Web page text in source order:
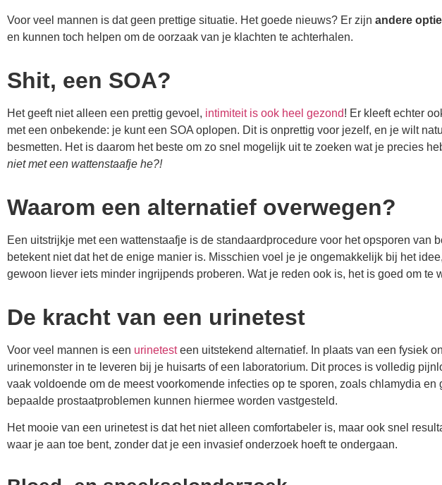
Voor veel mannen is dat geen prettige situatie. Het goede nieuws? Er zijn andere
en kunnen toch helpen om de oorzaak van je klachten te achterhalen.
Shit, een SOA?
Het geeft niet alleen een prettig gevoel, intimiteit is ook heel gezond! Er kleeft echter
met een onbekende: je kunt een SOA oplopen. Dit is onprettig voor jezelf, en je wilt
besmetten. Het is daarom het beste om zo snel mogelijk uit te zoeken wat je precies
niet met een wattenstaafje he?!
Waarom een alternatief overwegen?
Een uitstrijkje met een wattenstaafje is de standaardprocedure voor het opsporen van
betekent niet dat het de enige manier is. Misschien voel je je ongemakkelijk bij het
gewoon liever iets minder ingrijpends proberen. Wat je reden ook is, het is goed om te
De kracht van een urinetest
Voor veel mannen is een urinetesteen uitstekend alternatief. In plaats van een fysiek
urinemonster in te leveren bij je huisarts of een laboratorium. Dit proces is volledig
vaak voldoende om de meest voorkomende infecties op te sporen, zoals chlamydia
bepaalde prostaatproblemen kunnen hiermee worden vastgesteld.
Het mooie van een urinetest is dat het niet alleen comfortabeler is, maar ook snel
waar je aan toe bent, zonder dat je een invasief onderzoek hoeft te ondergaan.